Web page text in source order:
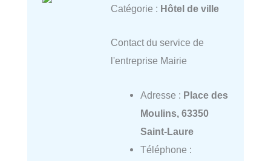
Catégorie : Hôtel de ville
Contact du service de
l'entreprise Mairie
Adresse : Place des
Moulins, 63350
Saint-Laure
Téléphone :